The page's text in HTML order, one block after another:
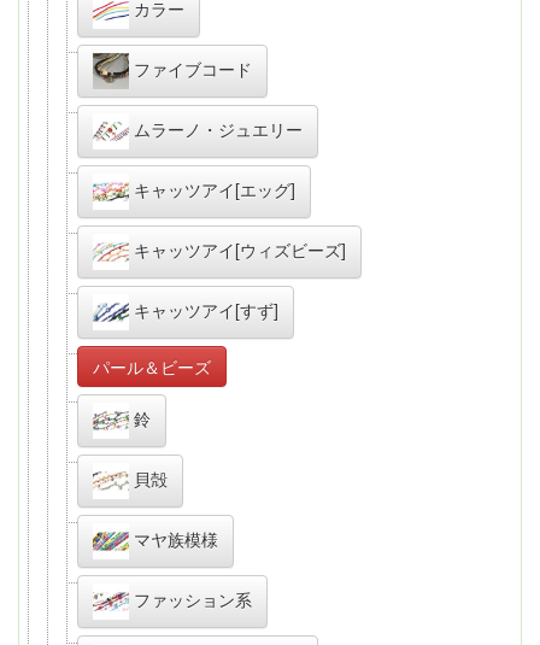
カラー
ファイブコード
ムラーノ・ジュエリー
キャッツアイ[エッグ]
キャッツアイ[ウィズビーズ]
キャッツアイ[すず]
パール＆ビーズ
鈴
貝殻
マヤ族模様
ファッション系